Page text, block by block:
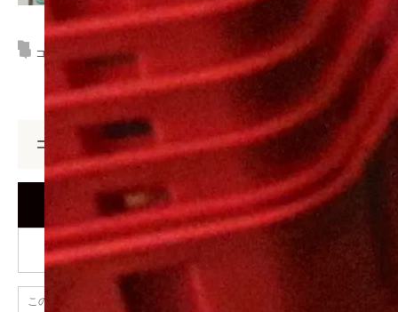
コメント: 0
コメント
コメント (0)
トラックバックは利用できません。
この記事へのコメントはありません。